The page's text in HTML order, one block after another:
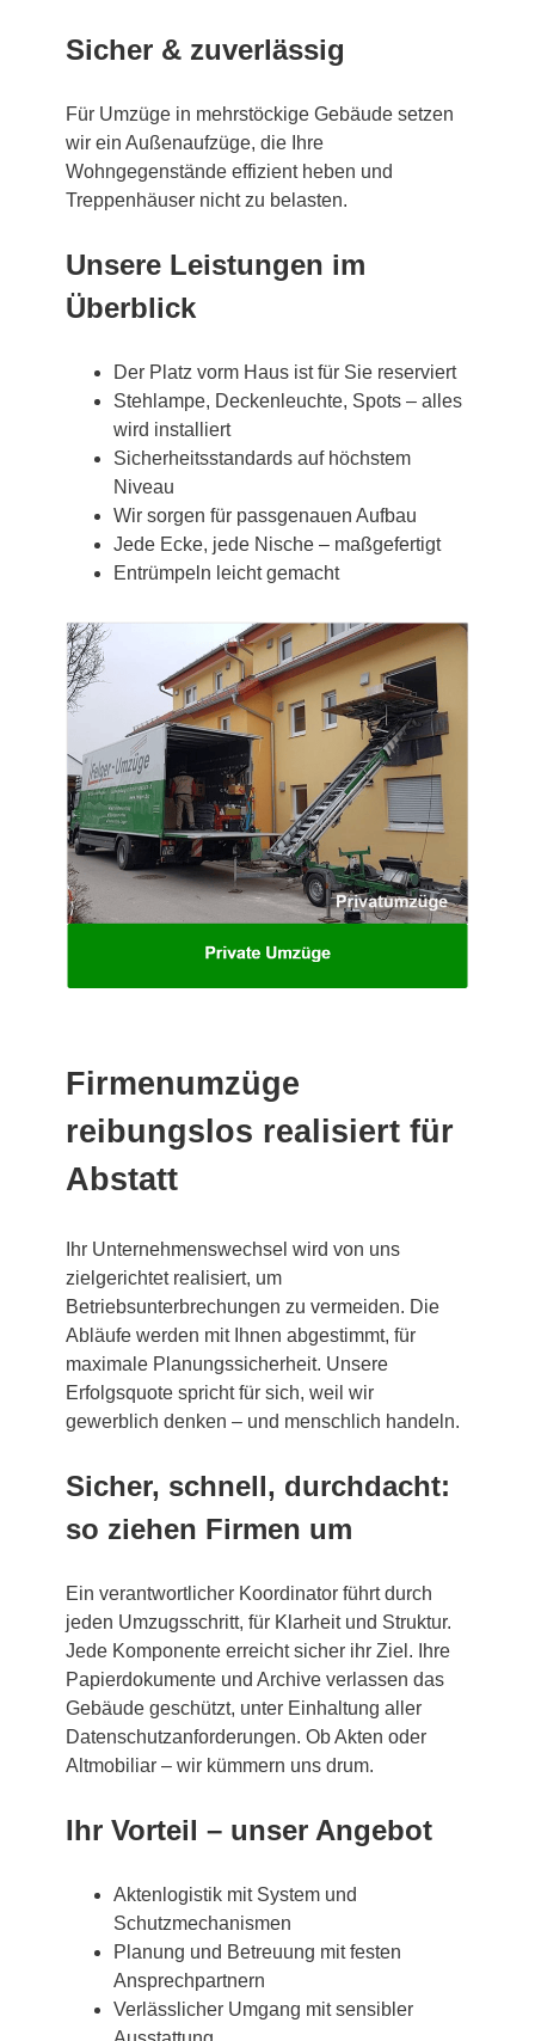
Sicher & zuverlässig
Für Umzüge in mehrstöckige Gebäude setzen
wir ein Außenaufzüge, die Ihre
Wohngegenstände effizient heben und
Treppenhäuser nicht zu belasten.
Unsere Leistungen im
Überblick
Der Platz vorm Haus ist für Sie reserviert
Stehlampe, Deckenleuchte, Spots – alles
wird installiert
Sicherheitsstandards auf höchstem
Niveau
Wir sorgen für passgenauen Aufbau
Jede Ecke, jede Nische – maßgefertigt
Entrümpeln leicht gemacht
Firmenumzüge
reibungslos realisiert für
Abstatt
Ihr Unternehmenswechsel wird von uns
zielgerichtet realisiert, um
Betriebsunterbrechungen zu vermeiden. Die
Abläufe werden mit Ihnen abgestimmt, für
maximale Planungssicherheit. Unsere
Erfolgsquote spricht für sich, weil wir
gewerblich denken – und menschlich handeln.
Sicher, schnell, durchdacht:
so ziehen Firmen um
Ein verantwortlicher Koordinator führt durch
jeden Umzugsschritt, für Klarheit und Struktur.
Jede Komponente erreicht sicher ihr Ziel. Ihre
Papierdokumente und Archive verlassen das
Gebäude geschützt, unter Einhaltung aller
Datenschutzanforderungen. Ob Akten oder
Altmobiliar – wir kümmern uns drum.
Ihr Vorteil – unser Angebot
Aktenlogistik mit System und
Schutzmechanismen
Planung und Betreuung mit festen
Ansprechpartnern
Verlässlicher Umgang mit sensibler